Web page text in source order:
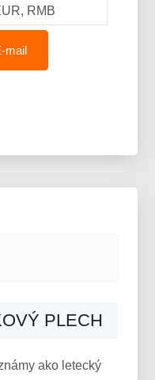
RMB
mail
PLECH
ako letecký